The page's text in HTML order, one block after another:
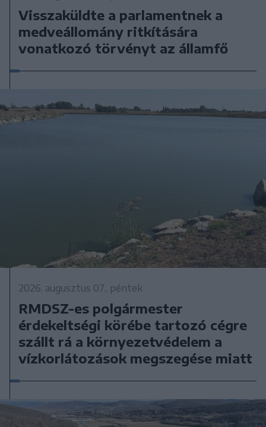
Visszaküldte a parlamentnek a
medveállomány ritkítására
vonatkozó törvényt az államfő
2026. augusztus 07., péntek
RMDSZ-es polgármester
érdekeltségi körébe tartozó cégre
szállt rá a környezetvédelem a
vízkorlátozások megszegése miatt